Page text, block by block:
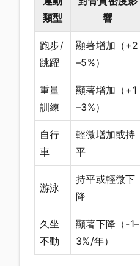
類型
響
跑步/
跳躍
顯著增加（+2
–5%）
重量
訓練
顯著增加（+1
–3%）
自行
車
輕微增加或持
平
游泳
持平或輕微下
降
久坐
不動
顯著下降（-1–
3%/年）